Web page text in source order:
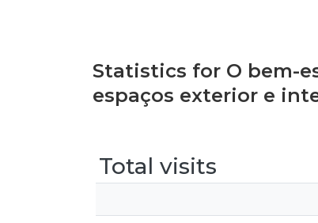
Statistics for O bem-
espaços exterior e
Total visits